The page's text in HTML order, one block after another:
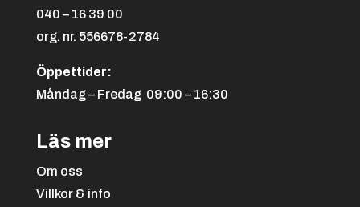
040 – 16 39 00
org. nr. 556678-2784
Öppettider:
Måndag – Fredag 09:00 – 16:30
Läs mer
Om oss
Villkor & info